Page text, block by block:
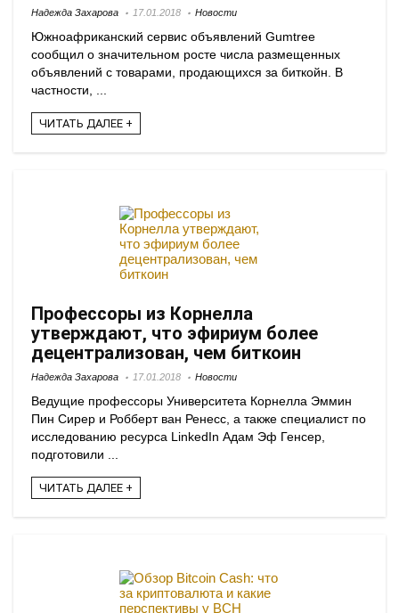
Надежда Захарова 17.01.2018 Новости
Южноафриканский сервис объявлений Gumtree
сообщил о значительном росте числа размещенных
объявлений с товарами, продающихся за биткойн. В
частности, ...
ЧИТАТЬ ДАЛЕЕ +
Профессоры из Корнелла
утверждают, что эфириум более
децентрализован, чем биткоин
Надежда Захарова 17.01.2018 Новости
Ведущие профессоры Университета Корнелла Эммин
Пин Сирер и Робберт ван Ренесс, а также специалист по
исследованию ресурса LinkedIn Адам Эф Генсер,
подготовили ...
ЧИТАТЬ ДАЛЕЕ +